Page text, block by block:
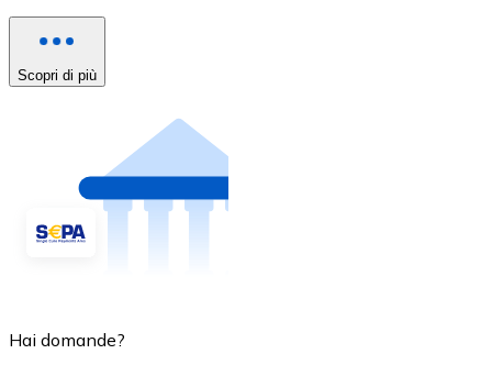
Scopri di più
Hai domande?